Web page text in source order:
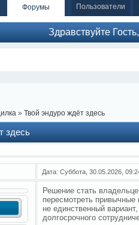
Форумы Пользователи
Здравствуйте
» Твой эндуро ждёт здесь
здесь
Дата: Суббота, 30.05.2026,
Решение стать
пересмотреть
не единственный
долгосрочного